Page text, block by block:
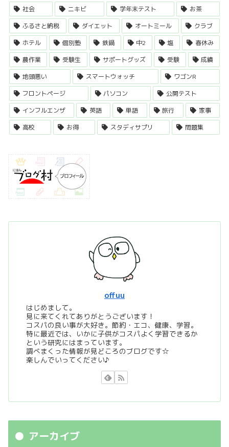
社会 ニキビ 学年末テスト
お茶
ふるさと納税
ダイエット オートミール
クラブ
ホテル
個別塾 鉄鍋 中2 塩
春休み
農作業
受験生 サポートグッズ 受験
成績
地頭悪い
スマートウォッチ
ワゴンR
フロントページ
パソコン
公開テスト
インフルエンザ
英語 単語 旅行
家事
高校
お得 スタディサプリ 問題集
offuu
はじめまして。
見に来てくれてありがとうございます！
コスパの良い事が大好き。節約・エコ、健康、学習。
特に最近では、いかに子供がコスパよく学習できるか
という研究にはまっています。
調べまくった情報が見どころのブログです☆
楽しんでいってください♪
アーカイブ